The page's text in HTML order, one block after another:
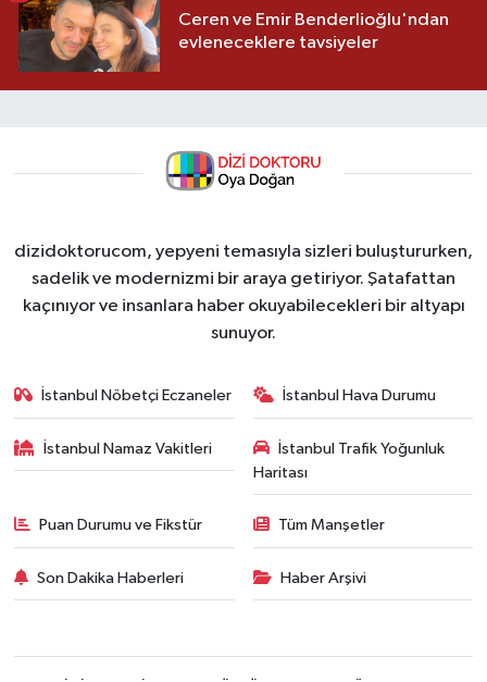
Ceren ve Emir Benderlioğlu'ndan
evleneceklere tavsiyeler
dizidoktorucom, yepyeni temasıyla sizleri buluştururken,
sadelik ve modernizmi bir araya getiriyor. Şatafattan
kaçınıyor ve insanlara haber okuyabilecekleri bir altyapı
sunuyor.
İstanbul Nöbetçi Eczaneler İstanbul Hava Durumu
İstanbul Namaz Vakitleri
İstanbul Trafik Yoğunluk
Haritası
Puan Durumu ve Fikstür Tüm Manşetler
Son Dakika Haberleri Haber Arşivi